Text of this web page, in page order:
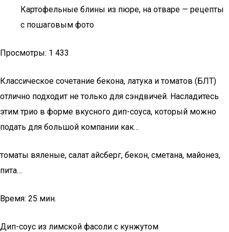
Картофельные блины из пюре, на отваре — рецепты
с пошаговым фото
Просмотры: 1 433
Классическое сочетание бекона, латука и томатов (БЛТ)
отлично подходит не только для сэндвичей. Насладитесь
этим трио в форме вкусного дип-соуса, который можно
подать для большой компании как…
томаты вяленые, салат айсберг, бекон, сметана, майонез,
пита…
Время: 25 мин.
Дип-соус из лимской фасоли с кунжутом